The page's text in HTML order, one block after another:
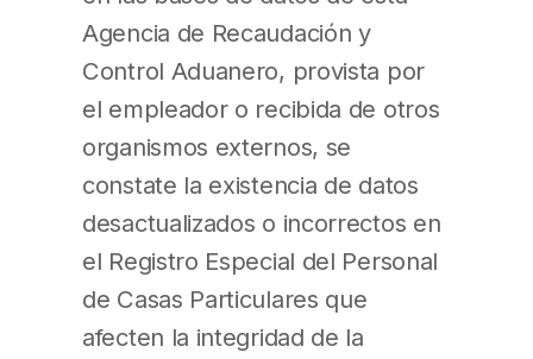
Agencia de Recaudación y
Control Aduanero, provista por
el empleador o recibida de otros
organismos externos, se
constate la existencia de datos
desactualizados o incorrectos en
el Registro Especial del Personal
de Casas Particulares que
afecten la integridad de la